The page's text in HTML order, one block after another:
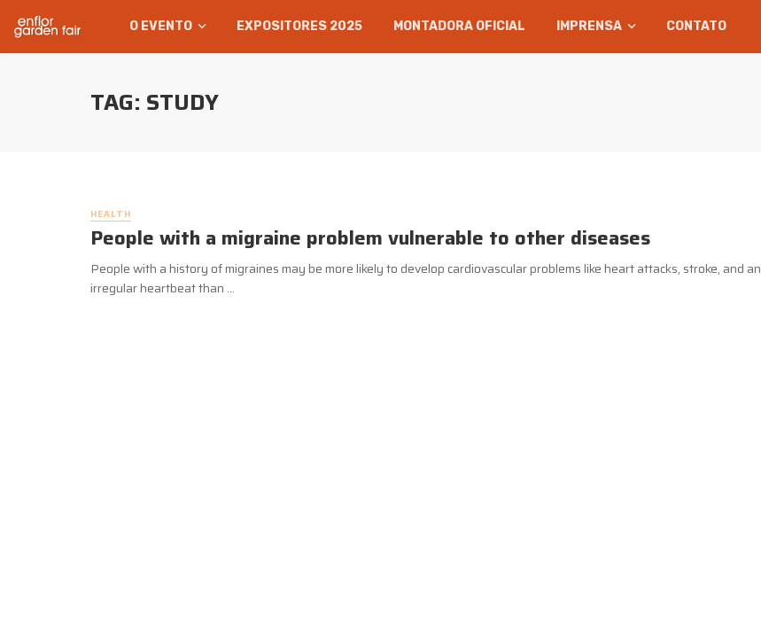
O EVENTO EXPOSITORES 2025 MONTADORA OFICIAL IMPRENSA CONTATO
TAG: STUDY
HEALTH
People with a migraine problem vulnerable to other diseases
People with a history of migraines may be more likely to develop cardiovascular problems like heart attacks, stroke, and an
irregular heartbeat than ...